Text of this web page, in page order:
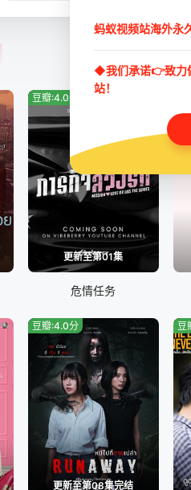
更新至第01集
豆瓣:4.0分
危情任务
更新至第08集完结
豆瓣:4.0分 豆
蚂蚁视频站海外永
◆我们承诺👉致力
站！